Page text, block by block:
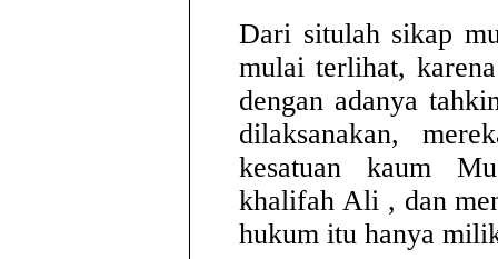
Dari situlah sikap
mulai terlihat,
dengan adanya
dilaksanakan,
kesatuan kaum
khalifah Ali , dan
hukum itu hanya